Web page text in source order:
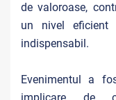
de valoroase,
un nivel eficient
indispensabil.
Evenimentul a